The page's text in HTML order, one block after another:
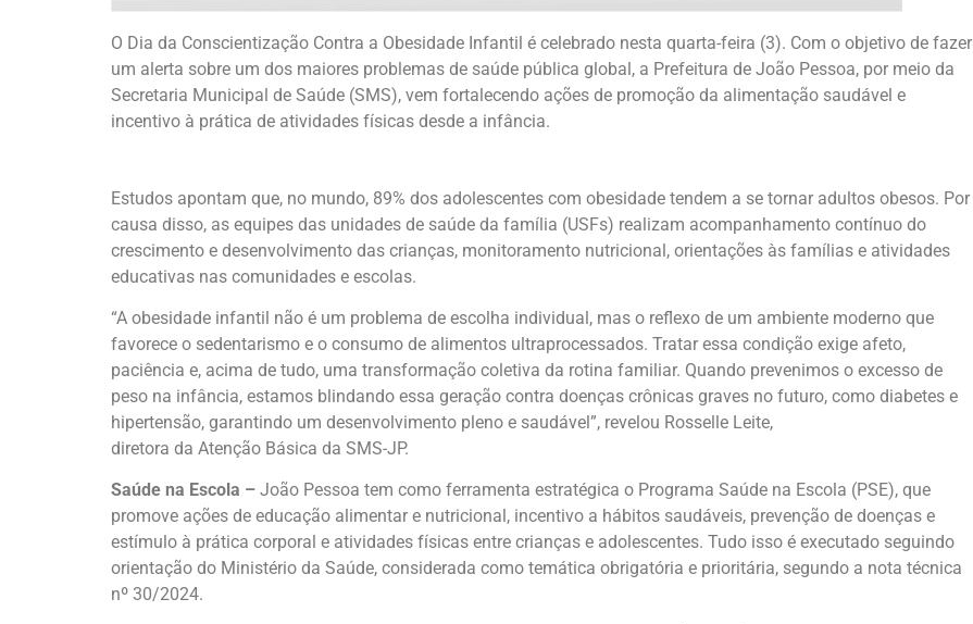
O Dia da Conscientização Contra a Obesidade Infantil é celebrado nesta quarta-feira (3). Com o objetivo de fazer
um alerta sobre um dos maiores problemas de saúde pública global, a Prefeitura de João Pessoa, por meio da
Secretaria Municipal de Saúde (SMS), vem fortalecendo ações de promoção da alimentação saudável e
incentivo à prática de atividades físicas desde a infância.
Estudos apontam que, no mundo, 89% dos adolescentes com obesidade tendem a se tornar adultos obesos. Por
causa disso, as equipes das unidades de saúde da família (USFs) realizam acompanhamento contínuo do
crescimento e desenvolvimento das crianças, monitoramento nutricional, orientações às famílias e atividades
educativas nas comunidades e escolas.
“A obesidade infantil não é um problema de escolha individual, mas o reflexo de um ambiente moderno que
favorece o sedentarismo e o consumo de alimentos ultraprocessados. Tratar essa condição exige afeto,
paciência e, acima de tudo, uma transformação coletiva da rotina familiar. Quando prevenimos o excesso de
peso na infância, estamos blindando essa geração contra doenças crônicas graves no futuro, como diabetes e
hipertensão, garantindo um desenvolvimento pleno e saudável”, revelou Rosselle Leite,
diretora da Atenção Básica da SMS-JP.
Saúde na Escola – João Pessoa tem como ferramenta estratégica o Programa Saúde na Escola (PSE), que
promove ações de educação alimentar e nutricional, incentivo a hábitos saudáveis, prevenção de doenças e
estímulo à prática corporal e atividades físicas entre crianças e adolescentes. Tudo isso é executado seguindo
orientação do Ministério da Saúde, considerada como temática obrigatória e prioritária, segundo a nota técnica
nº 30/2024.